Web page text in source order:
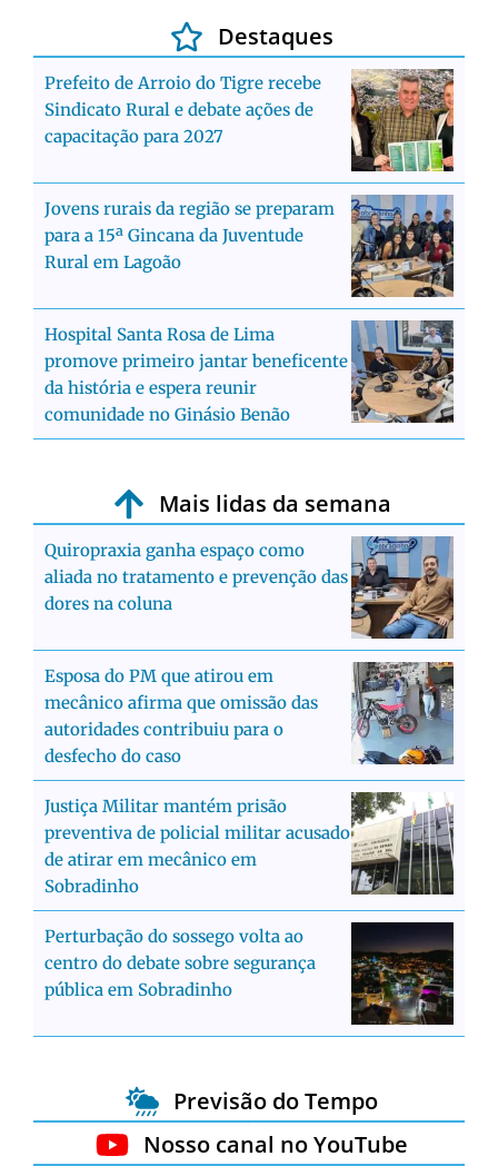
Destaques
Prefeito de Arroio do Tigre recebe
Sindicato Rural e debate ações de
capacitação para 2027
Jovens rurais da região se preparam
para a 15ª Gincana da Juventude
Rural em Lagoão
Hospital Santa Rosa de Lima
promove primeiro jantar beneficente
da história e espera reunir
comunidade no Ginásio Benão
Mais lidas da semana
Quiropraxia ganha espaço como
aliada no tratamento e prevenção das
dores na coluna
Esposa do PM que atirou em
mecânico afirma que omissão das
autoridades contribuiu para o
desfecho do caso
Justiça Militar mantém prisão
preventiva de policial militar acusado
de atirar em mecânico em
Sobradinho
Perturbação do sossego volta ao
centro do debate sobre segurança
pública em Sobradinho
Previsão do Tempo
Nosso canal no YouTube